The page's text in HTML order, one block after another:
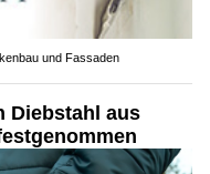
und Fassaden
Diebstahl aus